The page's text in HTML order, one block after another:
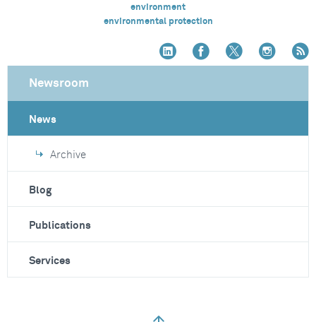
environment
environmental protection
Newsroom
News
Archive
Blog
Publications
Services